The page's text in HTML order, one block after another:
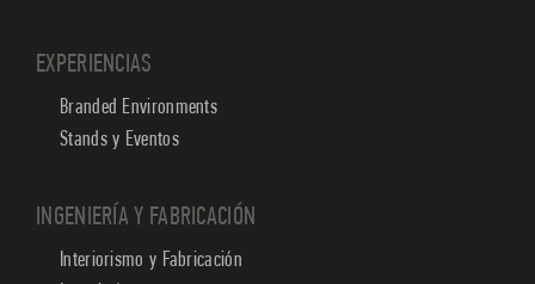
EXPERIENCIAS
Branded Environments
Stands y Eventos
INGENIERÍA Y FABRICACIÓN
Interiorismo y Fabricación